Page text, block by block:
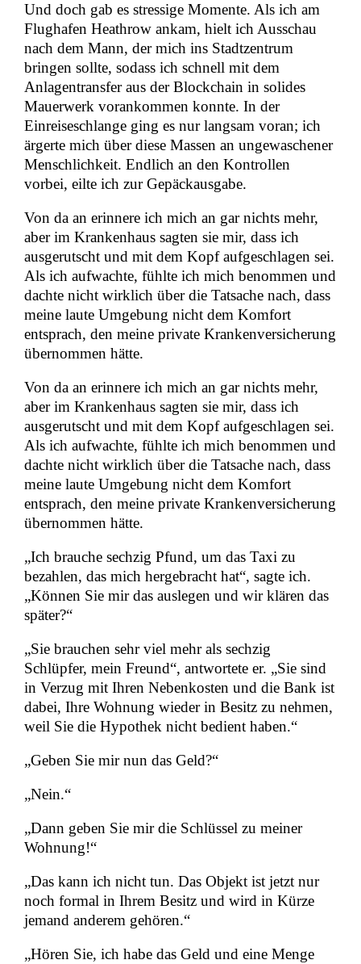
Und doch gab es stressige Momente. Als ich am
Flughafen Heathrow ankam, hielt ich Ausschau
nach dem Mann, der mich ins Stadtzentrum
bringen sollte, sodass ich schnell mit dem
Anlagentransfer aus der Blockchain in solides
Mauerwerk vorankommen konnte. In der
Einreiseschlange ging es nur langsam voran; ich
ärgerte mich über diese Massen an ungewaschener
Menschlichkeit. Endlich an den Kontrollen
vorbei, eilte ich zur Gepäckausgabe.
Von da an erinnere ich mich an gar nichts mehr,
aber im Krankenhaus sagten sie mir, dass ich
ausgerutscht und mit dem Kopf aufgeschlagen sei.
Als ich aufwachte, fühlte ich mich benommen und
dachte nicht wirklich über die Tatsache nach, dass
meine laute Umgebung nicht dem Komfort
entsprach, den meine private Krankenversicherung
übernommen hätte.
Von da an erinnere ich mich an gar nichts mehr,
aber im Krankenhaus sagten sie mir, dass ich
ausgerutscht und mit dem Kopf aufgeschlagen sei.
Als ich aufwachte, fühlte ich mich benommen und
dachte nicht wirklich über die Tatsache nach, dass
meine laute Umgebung nicht dem Komfort
entsprach, den meine private Krankenversicherung
übernommen hätte.
„Ich brauche sechzig Pfund, um das Taxi zu
bezahlen, das mich hergebracht hat“, sagte ich.
„Können Sie mir das auslegen und wir klären das
später?“
„Sie brauchen sehr viel mehr als sechzig
Schlüpfer, mein Freund“, antwortete er. „Sie sind
in Verzug mit Ihren Nebenkosten und die Bank ist
dabei, Ihre Wohnung wieder in Besitz zu nehmen,
weil Sie die Hypothek nicht bedient haben.“
„Geben Sie mir nun das Geld?“
„Nein.“
„Dann geben Sie mir die Schlüssel zu meiner
Wohnung!“
„Das kann ich nicht tun. Das Objekt ist jetzt nur
noch formal in Ihrem Besitz und wird in Kürze
jemand anderem gehören.“
„Hören Sie, ich habe das Geld und eine Menge